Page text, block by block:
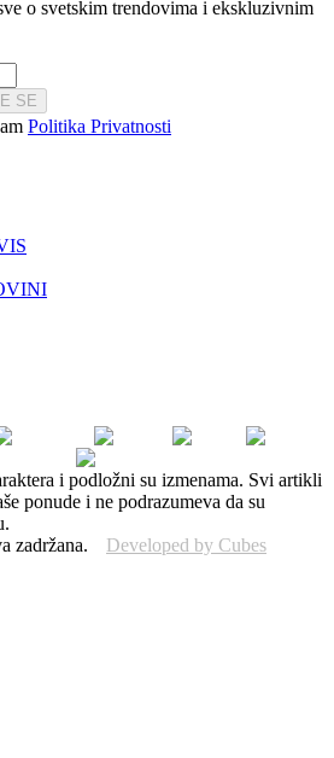
o svetskim trendovima i ekskluzivnim
SE
Politika Privatnosti
i podložni su izmenama. Svi artikli
ponude i ne podrazumeva da su
zadržana. Developed by Cubes